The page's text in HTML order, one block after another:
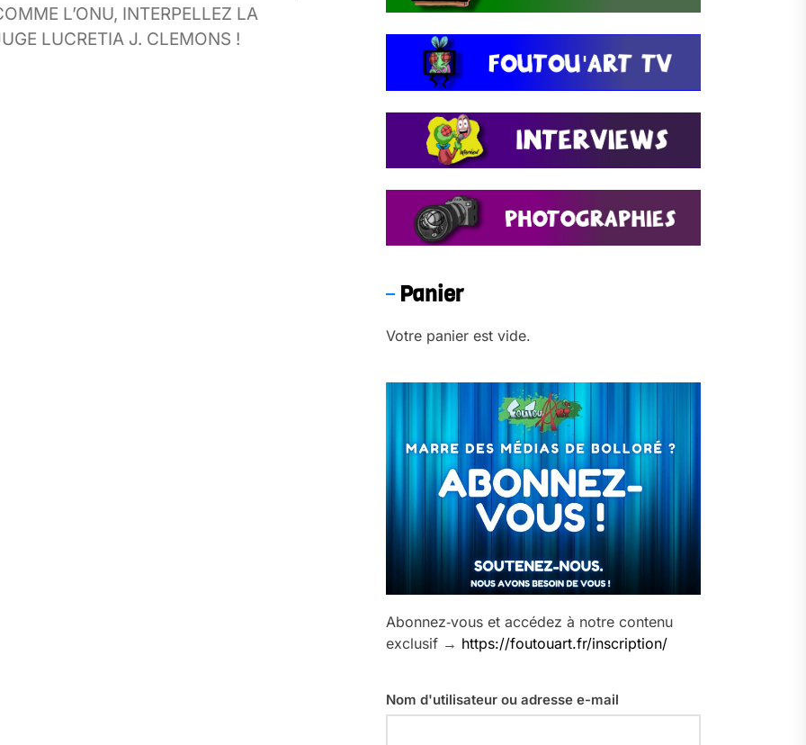
L’ONU, INTERPELLEZ LA
LUCRETIA J. CLEMONS !
Panier
Votre panier est vide.
Abonnez‑vous et accédez à notre contenu
exclusif → https://foutouart.fr/inscription/
Nom d'utilisateur ou adresse e-mail